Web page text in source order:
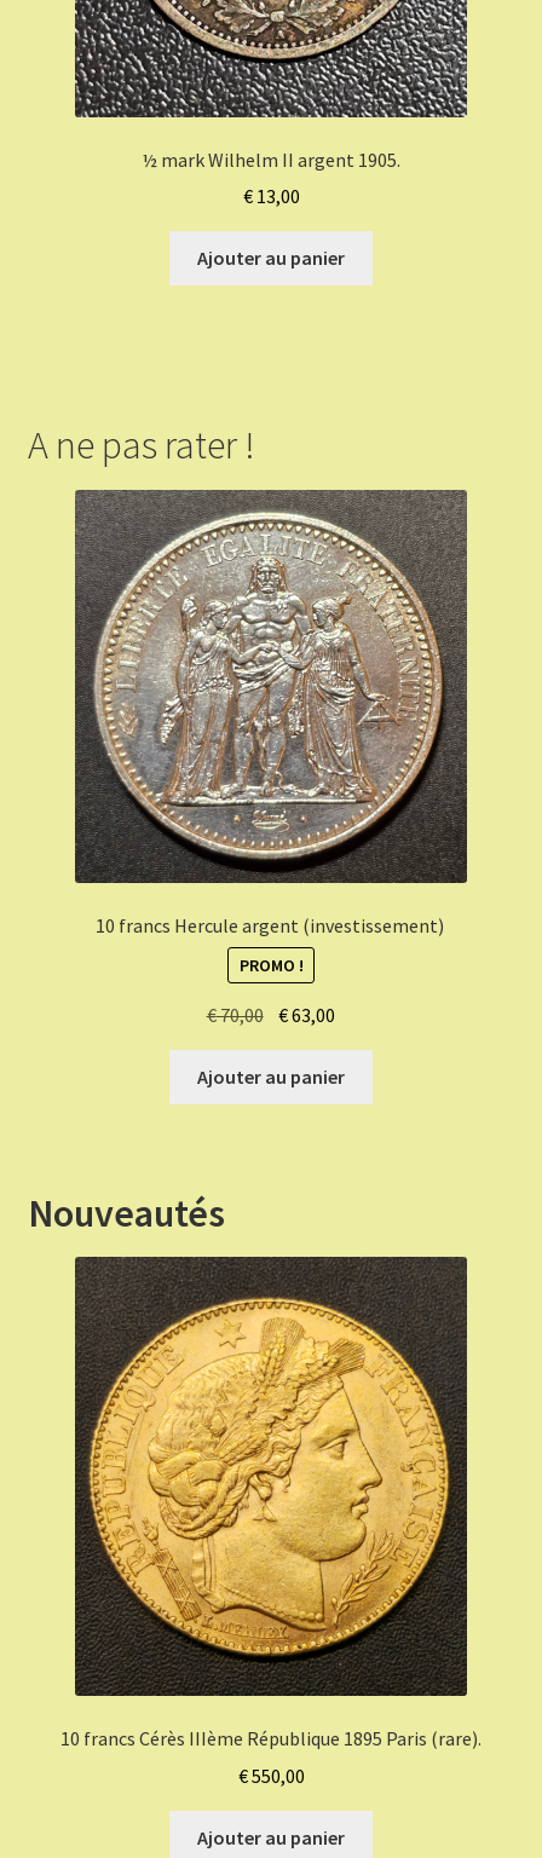
½ mark Wilhelm II argent 1905.
€13,00
Ajouter au panier
A ne pas rater !
10 francs Hercule argent (investissement)
PROMO !
€70,00 Le
initial
était :
€63,00
actuel
est :
Ajouter au panier
Nouveautés
10 francs Cérès IIIème République 1895 Paris (rare).
€550,00
Ajouter au panier